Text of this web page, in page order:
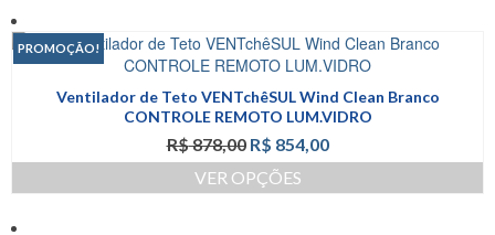
do
produto
tem
várias
As
opções
podem
ser
escolhidas
PROMOÇÃO!
Ventilador de Teto VENTchêSUL Wind Clean Branco
CONTROLE REMOTO LUM.VIDRO
R$878,00 O
preço
original
R$ 854,00O
preço
VER OPÇÕES